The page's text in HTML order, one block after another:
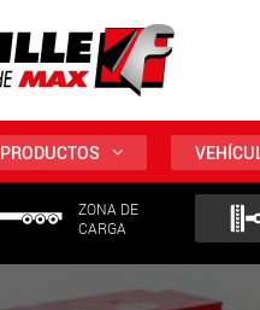
PRODUCTOS
ZONA DE
CARGA